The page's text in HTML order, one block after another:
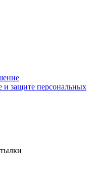
и защите персональных